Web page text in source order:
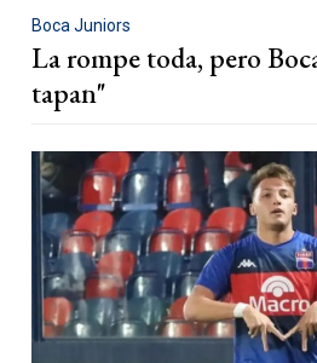
Boca Juniors
La rompe toda, pero
tapan"